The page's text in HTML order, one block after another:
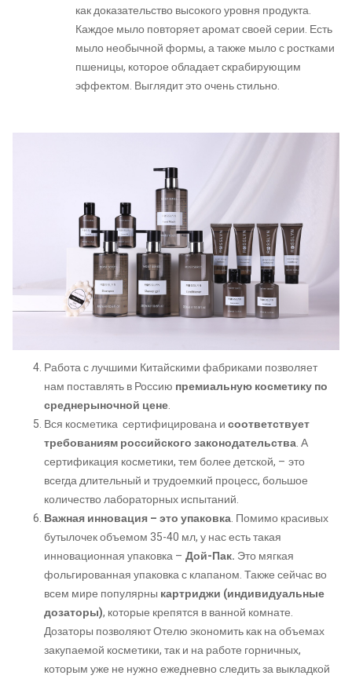
как доказательство высокого уровня продукта.
Каждое мыло повторяет аромат своей серии. Есть
мыло необычной формы, а также мыло с ростками
пшеницы, которое обладает скрабирующим
эффектом. Выглядит это очень стильно.
Работа с лучшими Китайскими фабриками позволяет
нам поставлять в Россию премиальную косметику по
среднерыночной цене.
Вся косметика сертифицирована исоответствует
требованиям российского законодательства. А
сертификация косметики, тем более детской, – это
всегда длительный и трудоемкий процесс, большое
количество лабораторных испытаний.
Важная инновация – это упаковка. Помимо красивых
бутылочек объемом 35-40 мл, у нас есть такая
инновационная упаковка – Дой-Пак. Это мягкая
фольгированная упаковка с клапаном. Также сейчас во
всем мире популярны картриджи (индивидуальные
дозаторы), которые крепятся в ванной комнате.
Дозаторы позволяют Отелю экономить как на объемах
закупаемой косметики, так и на работе горничных,
которым уже не нужно ежедневно следить за выкладкой